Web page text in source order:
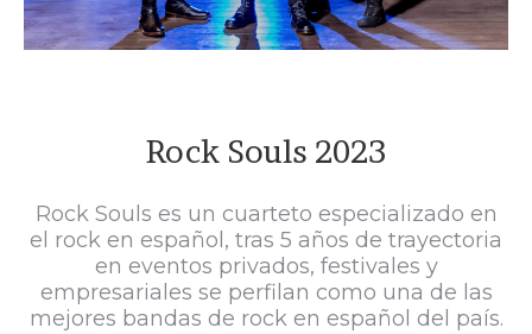
Rock Souls 2023
Rock Souls es un cuarteto especializado en
el rock en español, tras 5 años de trayectoria
en eventos privados, festivales y
empresariales se perfilan como una de las
mejores bandas de rock en español del país.